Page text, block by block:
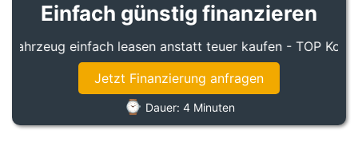
Einfach günstig finanzieren
einfach leasen anstatt teuer kaufen - TOP
Jetzt Finanzierung anfragen
⌚ Dauer: 4 Minuten